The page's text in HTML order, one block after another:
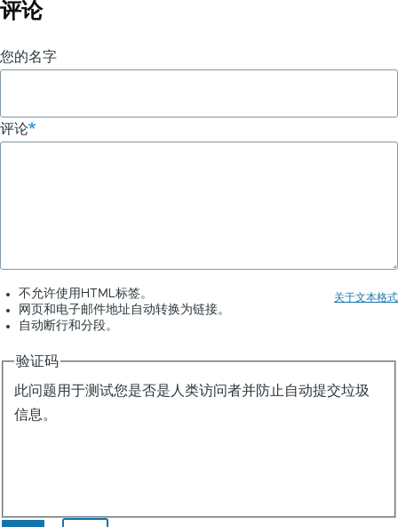
评论
您的名字
评论
关于文本格式
不允许使用HTML标签。
网页和电子邮件地址自动转换为链接。
自动断行和分段。
验证码
此问题用于测试您是否是人类访问者并防止自动提交垃圾
信息。